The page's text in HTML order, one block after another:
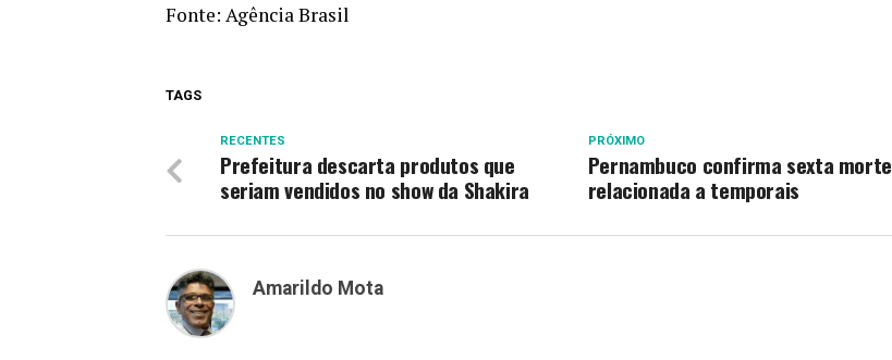
Fonte: Agência Brasil
TAGS
PRÓXIMO
Pernambuco confirma sexta morte
relacionada a temporais
RECENTES
Prefeitura descarta produtos que
seriam vendidos no show da Shakira
Amarildo Mota